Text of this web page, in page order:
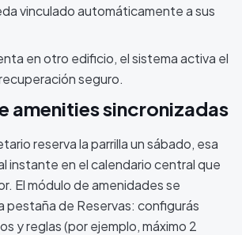
vinculado automáticamente a sus
en otro edificio, el sistema activa el
seguro.
amenities sincronizadas
reserva la parrilla un sábado, esa
instante en el calendario central que
El módulo de amenidades se
pestaña de Reservas: configurás
y reglas (por ejemplo, máximo 2